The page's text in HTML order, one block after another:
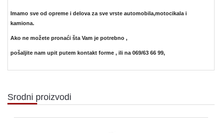
Imamo sve od opreme i delova za sve vrste automobila,motocikala i
kamiona.
Ako ne možete pronaći šta Vam je potrebno ,
pošaljite nam upit putem kontakt forme , ili na 069/63 66 99,
Srodni proizvodi